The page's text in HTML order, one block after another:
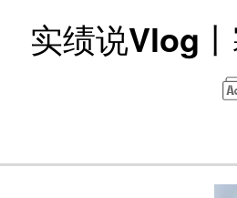
实绩说Vlog